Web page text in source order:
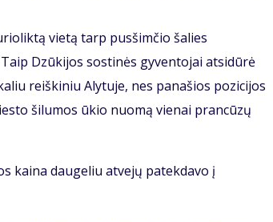
vietą tarp pusšimčio šalies
Dzūkijos sostinės gyventojai atsidūrė
reiškiniu Alytuje, nes panašios pozicijos
šilumos ūkio nuomą vienai prancūzų
kaina daugeliu atvejų patekdavo į